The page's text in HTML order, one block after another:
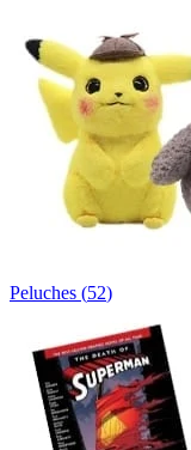
Peluches (52)